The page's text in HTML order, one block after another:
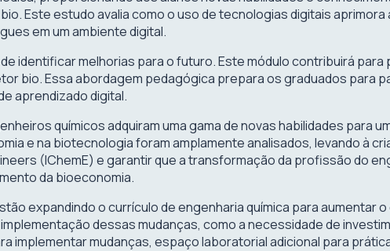
Este estudo avalia como o uso de tecnologias digitais
em um ambiente digital.
identificar melhorias para o futuro. Este módulo contribuirá
bio. Essa abordagem pedagógica prepara os graduados para
aprendizado digital.
químicos adquiram uma gama de novas habilidades para
e na biotecnologia foram amplamente analisados, levando à
(IChemE) e garantir que a transformação da profissão do
da bioeconomia.
expandindo o currículo de engenharia química para
dessas mudanças, como a necessidade de
mudanças, espaço laboratorial adicional para